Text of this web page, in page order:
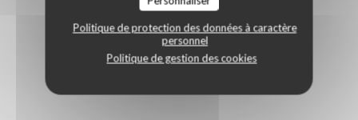
Politique de protection des données à caractère
personnel
Politique de gestion des cookies